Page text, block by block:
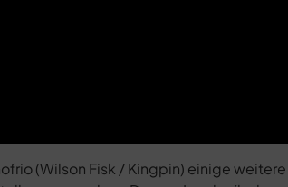
(Wilson Fisk / Kingpin) einige